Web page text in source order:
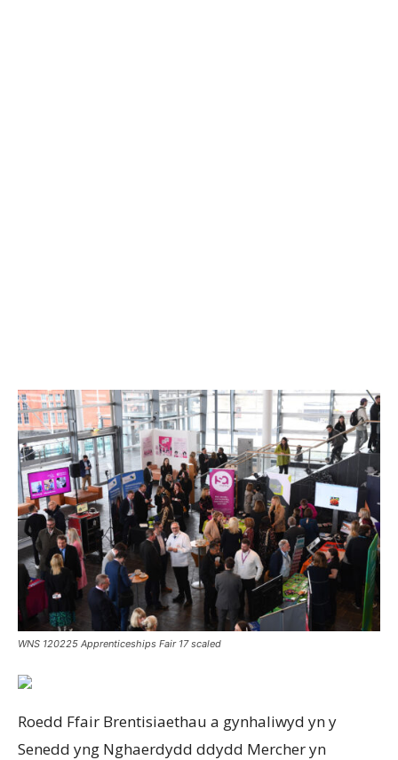
WNS 120225 Apprenticeships Fair 17 scaled
Roedd Ffair Brentisiaethau a gynhaliwyd yn y
Senedd yng Nghaerdydd ddydd Mercher yn